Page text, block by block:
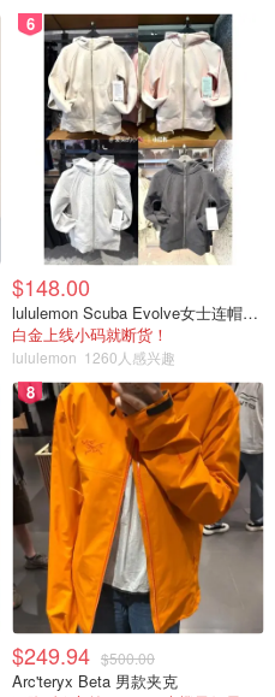
6
$148.00
lululemon Scuba Evolve女士连帽卫衣 全拉链
白金上线小码就断货！
lululemon 1260人感兴趣
8
$249.94 $500.00
Arc'teryx Beta 男款夹克